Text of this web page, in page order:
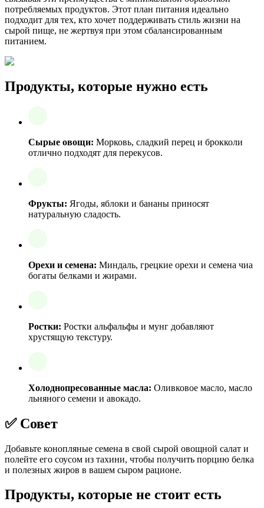
потребляемых продуктов. Этот план питания идеально
подходит для тех, кто хочет поддерживать стиль жизни на
сырой пище, не жертвуя при этом сбалансированным
питанием.
Продукты, которые нужно есть
Сырые овощи: Морковь, сладкий перец и брокколи
отлично подходят для перекусов.
Фрукты: Ягоды, яблоки и бананы приносят
натуральную сладость.
Орехи и семена: Миндаль, грецкие орехи и семена чиа
богаты белками и жирами.
Ростки: Ростки альфальфы и мунг добавляют
хрустящую текстуру.
Холоднопресованные масла: Оливковое масло, масло
льняного семени и авокадо.
✅ Совет
Добавьте конопляные семена в свой сырой овощной салат и
полейте его соусом из тахини, чтобы получить порцию белка
и полезных жиров в вашем сыром рационе.
Продукты, которые не стоит есть